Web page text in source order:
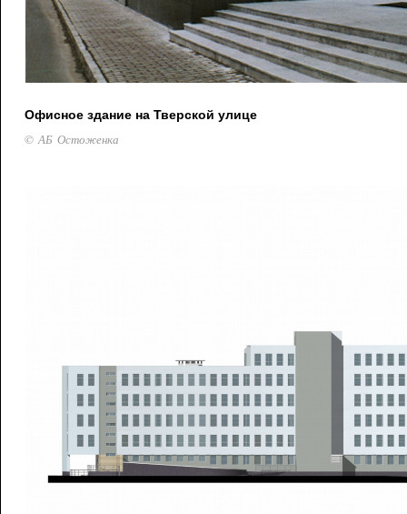
Офисное здание на Тверской улице
© АБ Остоженка